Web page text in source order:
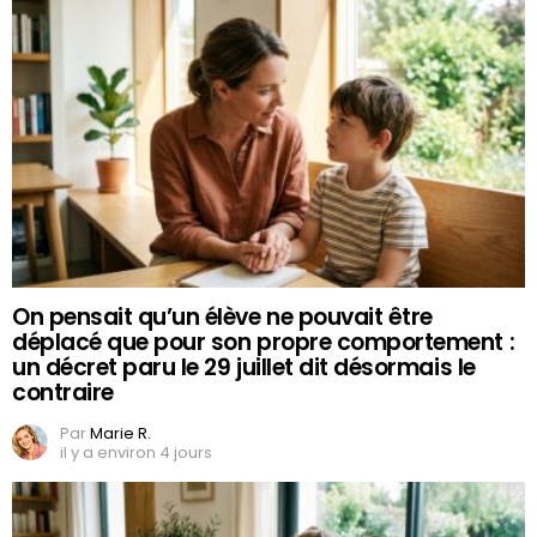
On pensait qu’un élève ne pouvait être
déplacé que pour son propre comportement :
un décret paru le 29 juillet dit désormais le
contraire
ParMarie R.
il y a environ 4 jours